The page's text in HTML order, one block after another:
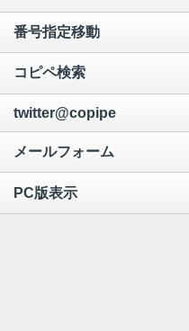
番号指定移動
コピペ検索
twitter@copipe
メールフォーム
PC版表示